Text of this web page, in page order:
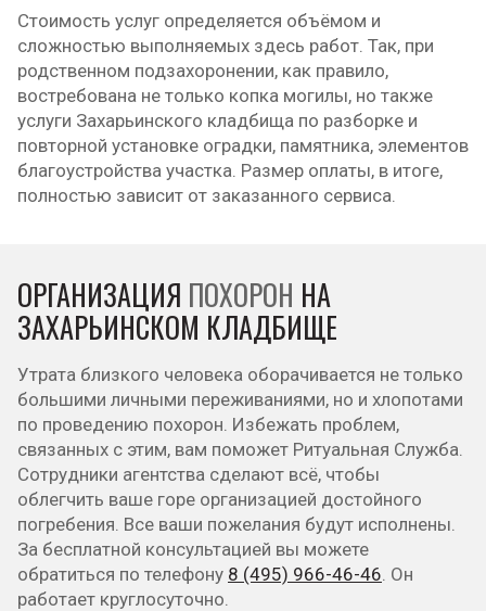
Стоимость услуг определяется объёмом и
сложностью выполняемых здесь работ. Так, при
родственном подзахоронении, как правило,
востребована не только копка могилы, но также
услуги Захарьинского кладбища по разборке и
повторной установке оградки, памятника, элементов
благоустройства участка. Размер оплаты, в итоге,
полностью зависит от заказанного сервиса.
ОРГАНИЗАЦИЯ ПОХОРОН НА
ЗАХАРЬИНСКОМ КЛАДБИЩЕ
Утрата близкого человека оборачивается не только
большими личными переживаниями, но и хлопотами
по проведению похорон. Избежать проблем,
связанных с этим, вам поможет Ритуальная Служба.
Сотрудники агентства сделают всё, чтобы
облегчить ваше горе организацией достойного
погребения. Все ваши пожелания будут исполнены.
За бесплатной консультацией вы можете
обратиться по телефону 8 (495) 966-46-46 . Он
работает круглосуточно.